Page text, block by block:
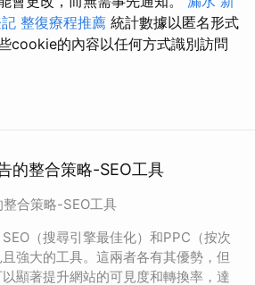
整復療程推薦 統計數據以匿名形式
cookie的內容以任何方式識別訪問
的整合策略-SEO工具
合策略-SEO工具
（搜尋引擎最佳化）和PPC（按次
強大的工具。這兩者各有其優勢，但
顯著提升網站的可見度和轉換率，達